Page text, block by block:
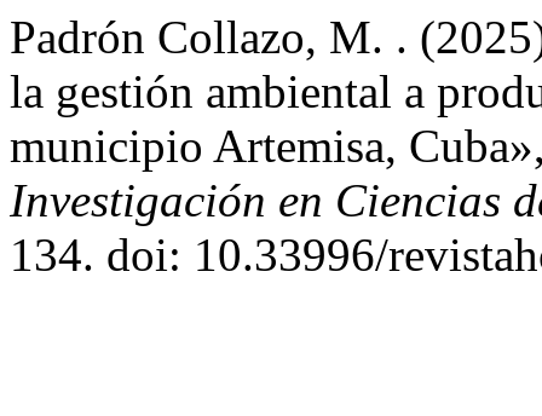
Padrón Collazo, M. .
la gestión ambiental a
municipio Artemisa,
Investigación en Ciencias
134. doi: 10.33996/